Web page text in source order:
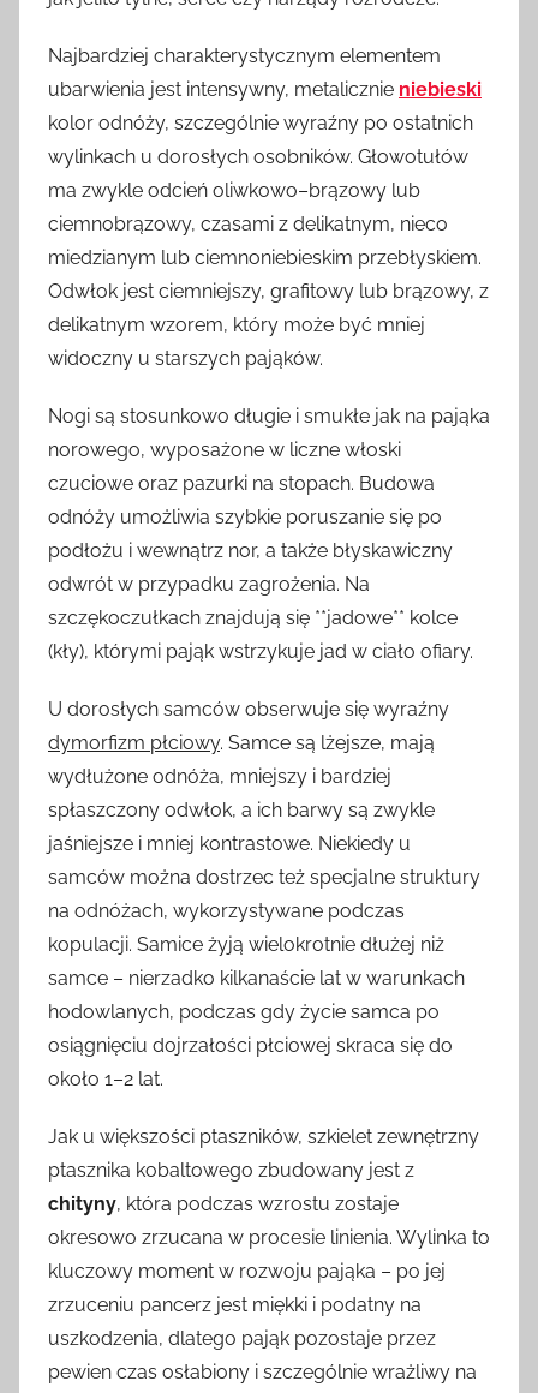
Najbardziej charakterystycznym elementem
ubarwienia jest intensywny, metalicznie niebieski
kolor odnóży, szczególnie wyraźny po ostatnich
wylinkach u dorosłych osobników. Głowotułów
ma zwykle odcień oliwkowo–brązowy lub
ciemnobrązowy, czasami z delikatnym, nieco
miedzianym lub ciemnoniebieskim przebłyskiem.
Odwłok jest ciemniejszy, grafitowy lub brązowy, z
delikatnym wzorem, który może być mniej
widoczny u starszych pająków.
Nogi są stosunkowo długie i smukłe jak na pająka
norowego, wyposażone w liczne włoski
czuciowe oraz pazurki na stopach. Budowa
odnóży umożliwia szybkie poruszanie się po
podłożu i wewnątrz nor, a także błyskawiczny
odwrót w przypadku zagrożenia. Na
szczękoczułkach znajdują się **jadowe** kolce
(kły), którymi pająk wstrzykuje jad w ciało ofiary.
U dorosłych samców obserwuje się wyraźny
dymorfizm płciowy. Samce są lżejsze, mają
wydłużone odnóża, mniejszy i bardziej
spłaszczony odwłok, a ich barwy są zwykle
jaśniejsze i mniej kontrastowe. Niekiedy u
samców można dostrzec też specjalne struktury
na odnóżach, wykorzystywane podczas
kopulacji. Samice żyją wielokrotnie dłużej niż
samce – nierzadko kilkanaście lat w warunkach
hodowlanych, podczas gdy życie samca po
osiągnięciu dojrzałości płciowej skraca się do
około 1–2 lat.
Jak u większości ptaszników, szkielet zewnętrzny
ptasznika kobaltowego zbudowany jest z
chityny, która podczas wzrostu zostaje
okresowo zrzucana w procesie linienia. Wylinka to
kluczowy moment w rozwoju pająka – po jej
zrzuceniu pancerz jest miękki i podatny na
uszkodzenia, dlatego pająk pozostaje przez
pewien czas osłabiony i szczególnie wrażliwy na